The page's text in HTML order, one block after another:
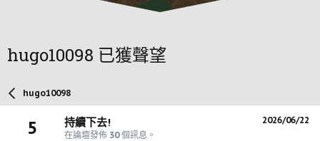
hugo10098 已獲聲望
hugo10098
5 2026/06/22
持續下去!
在論壇發佈 30 個訊息。